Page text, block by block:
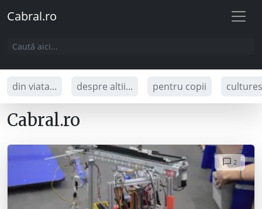
Cabral.ro
din viata... despre altii... pentru copii
Cabral.ro
2